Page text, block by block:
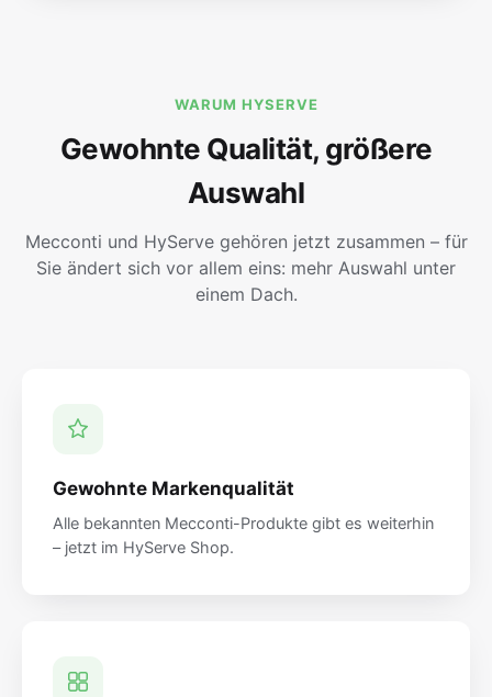
WARUM HYSERVE
Gewohnte Qualität, größere
Auswahl
Mecconti und HyServe gehören jetzt zusammen – für
Sie ändert sich vor allem eins: mehr Auswahl unter
einem Dach.
Gewohnte Markenqualität
Alle bekannten Mecconti-Produkte gibt es weiterhin
– jetzt im HyServe Shop.